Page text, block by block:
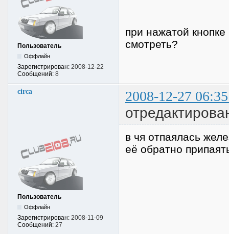
Пользователь
Оффлайн
Зарегистрирован: 2008-12-22
Сообщений: 8
при нажатой
смотреть?
circa 2008-12-27
Пользователь
Оффлайн
Зарегистрирован: 2008-11-09
Сообщений: 27
в чя отпаялась
её обратно